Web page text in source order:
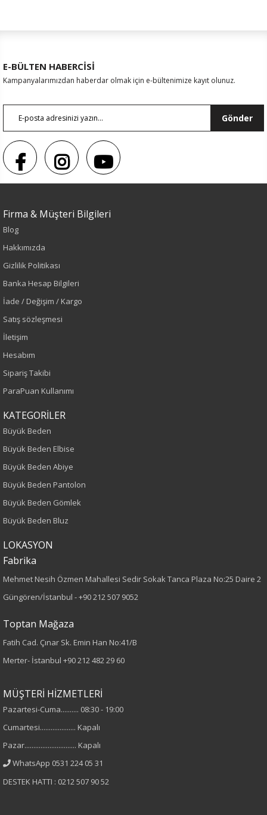
Sezon : YAZLIK
Renk
Sezon
İlkbahar-Yaz
Yaş Grubu
Kalıp
Büyük Beden
Boy
Kumaş Tipi
Dokuma
Desen
Düz
Kumaş
%100 Polyester
Kadın
Sıfır Kol
E-BÜLTEN HABERCİSİ
Kampanyalarımızdan haberdar olmak için e-bültenimize kayıt olunuz.
Gönder
Firma & Müşteri Bilgileri
Blog
Hakkımızda
Gizlilik Politikası
Banka Hesap Bilgileri
İade / Değişim / Kargo
Satış sözleşmesi
İletişim
Hesabım
Sipariş Takibi
ParaPuan Kullanımı
KATEGORİLER
Büyük Beden
Büyük Beden Elbise
Büyük Beden Abiye
Büyük Beden Pantolon
Büyük Beden Gömlek
Büyük Beden Bluz
LOKASYON
Fabrika
Mehmet Nesih Özmen Mahallesi Sedir Sokak Tanca Plaza No:25 Daire 2
Güngören/İstanbul -+90 212 507 9052
Toptan Mağaza
Fatih Cad. Çınar Sk. Emin Han No:41/B
Merter- İstanbul +90 212 482 29 60
MÜŞTERİ HİZMETLERİ
Pazartesi-Cuma.......... 08:30 - 19:00
Cumartesi.................... Kapalı
Pazar............................. Kapalı
WhatsApp 0531 224 05 31
DESTEK HATTI : 0212 507 90 52